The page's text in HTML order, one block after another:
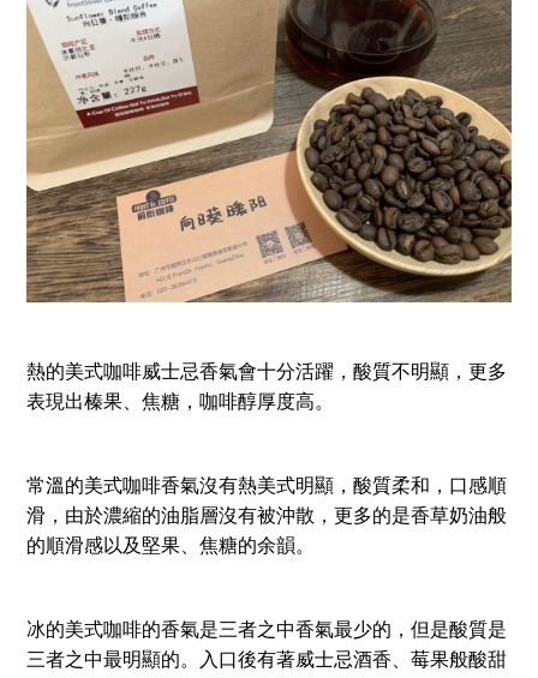
熱的美式咖啡威士忌香氣會十分活躍，酸質不明顯，更多
表現出榛果、焦糖，咖啡醇厚度高。
常溫的美式咖啡香氣沒有熱美式明顯，酸質柔和，口感順
滑，由於濃縮的油脂層沒有被沖散，更多的是香草奶油般
的順滑感以及堅果、焦糖的余韻。
冰的美式咖啡的香氣是三者之中香氣最少的，但是酸質是
三者之中最明顯的。入口後有著威士忌酒香、莓果般酸甜